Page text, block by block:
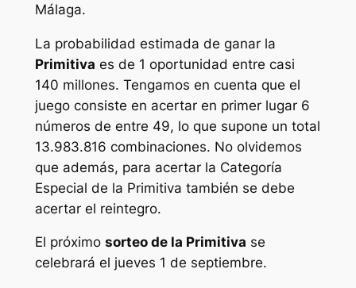
Málaga.
La probabilidad estimada de ganar la
Primitiva es de 1 oportunidad entre casi
140 millones. Tengamos en cuenta que el
juego consiste en acertar en primer lugar 6
números de entre 49, lo que supone un total
13.983.816 combinaciones. No olvidemos
que además, para acertar la Categoría
Especial de la Primitiva también se debe
acertar el reintegro.
El próximo sorteo de la Primitiva se
celebrará el jueves 1 de septiembre.